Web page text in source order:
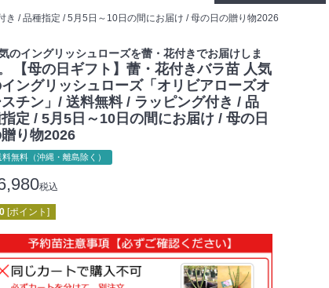
/ 品種指定 / 5月5日～10日の間にお届け / 母の日の贈り物2026
のイングリッシュローズを蕾・花付きでお届けしま
【母の日ギフト】蕾・花付きバラ苗 人気
ングリッシュローズ「オリビアローズオ
チン」/ 送料無料 / ラッピング付き / 品
定 / 5月5日～10日の間にお届け / 母の日
り物2026
料無料（沖縄・離島除く）
税込
[ポイント]